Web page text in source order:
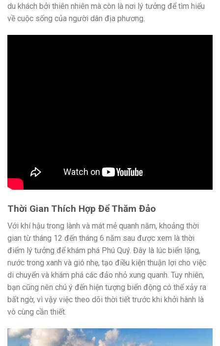
du khách bởi thiên nhiên mà còn là nơi lý tưởng để tìm hiểu
về cuộc sống của người dân địa phương.
Thời Gian Thích Hợp Để Thăm Đảo
Với khí hậu trong lành và mát mẻ quanh năm, khoảng thời
gian từ tháng 12 đến tháng 6 năm sau được xem là thời
điểm lý tưởng để khám phá Phú Quý. Đây là lúc biển lặng,
nước trong xanh và gió nhẹ, tạo điều kiện thuận lợi cho việc
di chuyển và khám phá các đảo nhỏ xung quanh. Tuy nhiên,
bạn cũng nên chú ý đến hiện tượng biển động có thể xảy ra
bất ngờ, vì vậy việc theo dõi thời tiết trước khi khởi hành là
vô cùng cần thiết.